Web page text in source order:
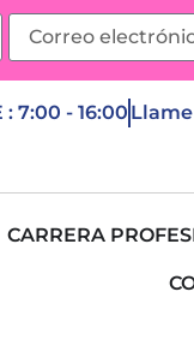
: 7:00 - 16:00
CARRERA